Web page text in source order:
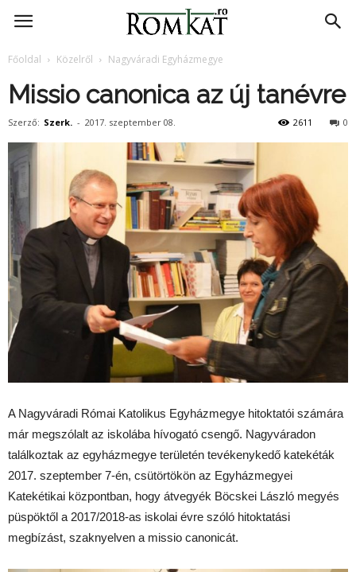
RomKat.ro
Főoldal Közelről Nagyváradi Egyházmegye
Missio canonica az új tanévre
Szerző: Szerk. - 2017. szeptember 08. 0
2611
A Nagyváradi Római Katolikus Egyházmegye hitoktatói számára
már megszólalt az iskolába hívogató csengő. Nagyváradon
találkoztak az egyházmegye területén tevékenykedő katekéták
2017. szeptember 7-én, csütörtökön az Egyházmegyei
Katekétikai központban, hogy átvegyék Böcskei László megyés
püspöktől a 2017/2018-as iskolai évre szóló hitoktatási
megbízást, szaknyelven a missio canonicát.